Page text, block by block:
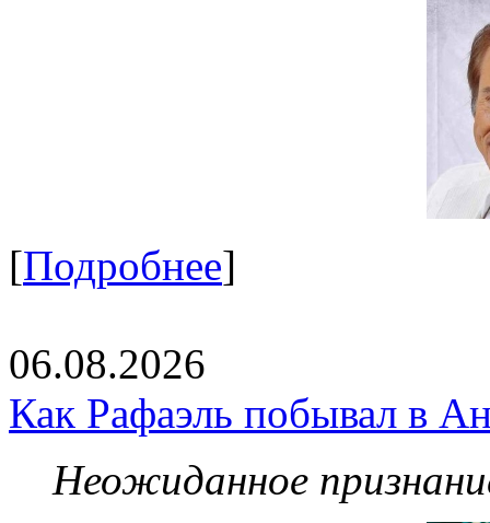
[Подробнее]
06.08.2026
Как Рафаэль побывал в
Неожиданное